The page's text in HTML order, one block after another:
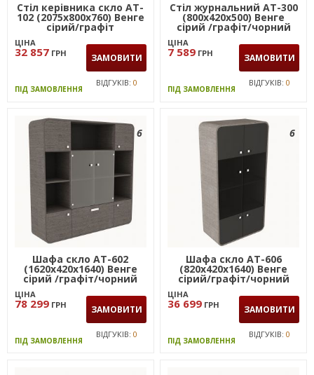
Стіл керівника скло AT-
102 (2075х800х760) Венге
сірий/графіт
ЦІНА
32 857 ГРН ЗАМОВИТИ
ПІД ЗАМОВЛЕННЯ
ВІДГУКІВ: 0
Стіл журнальний AT-300
(800х420х500) Венге
сірий /графіт/чорний
графіт
ЦІНА
7 589 ГРН ЗАМОВИТИ
ПІД ЗАМОВЛЕННЯ
ВІДГУКІВ: 0
6
Шафа скло AT-602
(1620х420х1640) Венге
сірий /графіт/чорний
графіт
ЦІНА
78 299 ГРН ЗАМОВИТИ
ПІД ЗАМОВЛЕННЯ
ВІДГУКІВ: 0
6
Шафа скло AT-606
(820х420х1640) Венге
сірий/графіт/чорний
графіт
ЦІНА
36 699 ГРН ЗАМОВИТИ
ПІД ЗАМОВЛЕННЯ
ВІДГУКІВ: 0